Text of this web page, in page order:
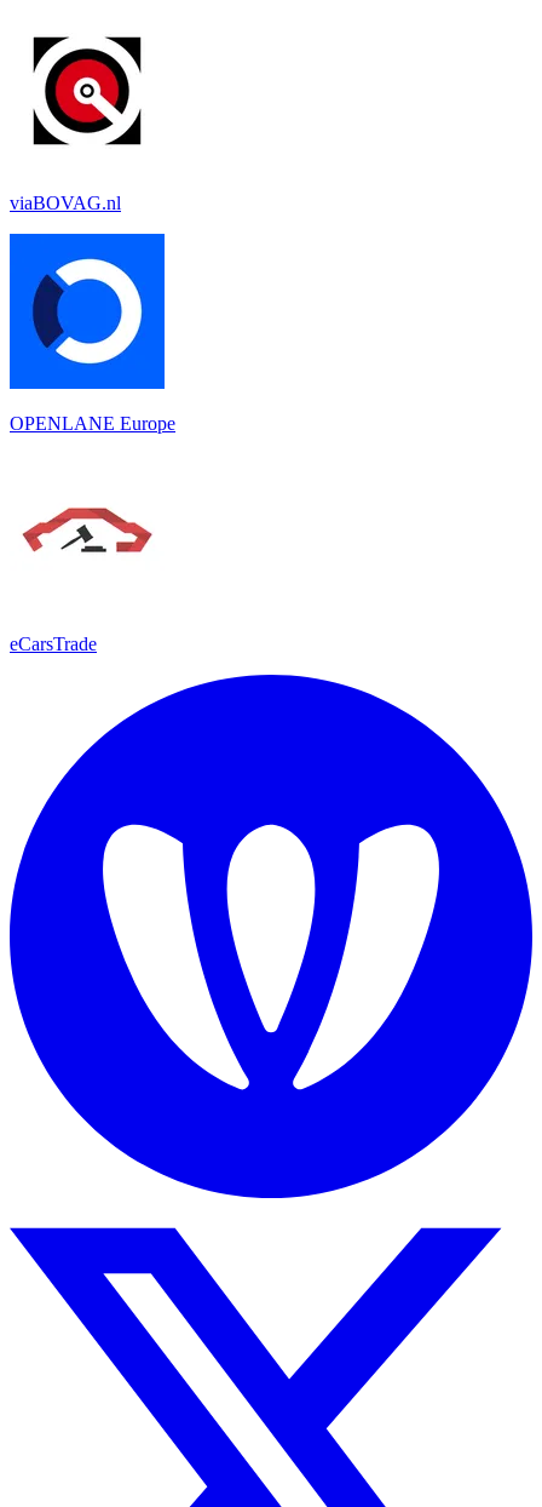
viaBOVAG.nl
OPENLANE Europe
eCarsTrade